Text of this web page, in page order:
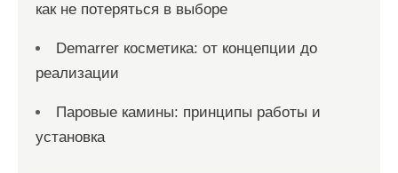
как не потеряться в выборе
Demarrer косметика: от концепции до
реализации
Паровые камины: принципы работы и
установка